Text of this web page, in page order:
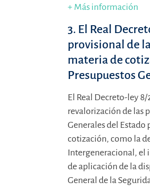
+ Más información
3. El Real
provisional de
materia de
Presupuestos
El Real Decreto-ley
revalorización de las
Generales del
cotización, como la
Intergeneracional, el
de aplicación de la
General de la